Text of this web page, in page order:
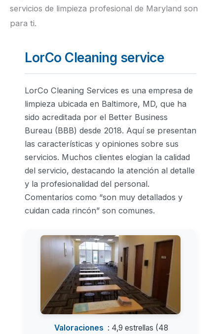
servicios de limpieza profesional de Maryland son
para ti.
LorCo Cleaning service
LorCo Cleaning Services es una empresa de
limpieza ubicada en Baltimore, MD, que ha
sido acreditada por el Better Business
Bureau (BBB) desde 2018. Aquí se presentan
las características y opiniones sobre sus
servicios. Muchos clientes elogian la calidad
del servicio, destacando la atención al detalle
y la profesionalidad del personal.
Comentarios como “son muy detallados y
cuidan cada rincón” son comunes.
Valoraciones : 4,9 estrellas (48